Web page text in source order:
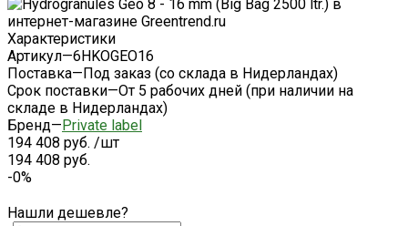
Характеристики
Артикул—6HKOGEO16
Поставка—Под заказ (со склада в Нидерландах)
Срок поставки—От 5 рабочих дней (при наличии на
складе в Нидерландах)
Бренд—Private label
194 408 руб. /шт
194 408 руб.
-0%
Нашли дешевле?